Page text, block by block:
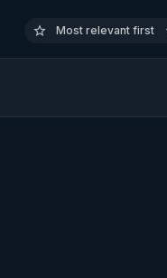
Most relevant first